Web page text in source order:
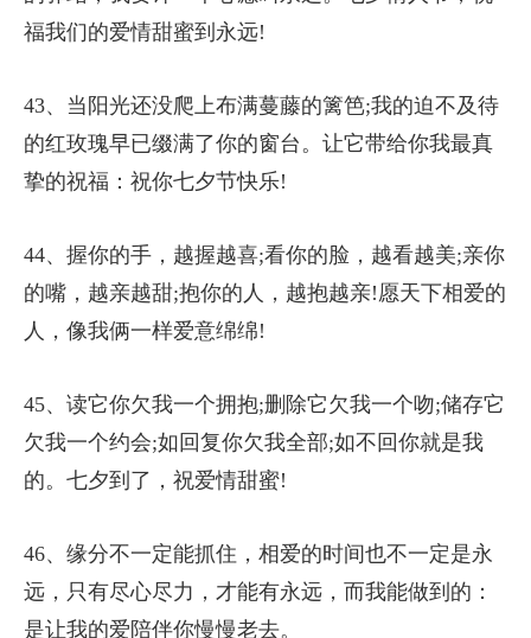
福我们的爱情甜蜜到永远!
43、当阳光还没爬上布满蔓藤的篱笆;我的迫不及待
的红玫瑰早已缀满了你的窗台。让它带给你我最真
挚的祝福：祝你七夕节快乐!
44、握你的手，越握越喜;看你的脸，越看越美;亲你
的嘴，越亲越甜;抱你的人，越抱越亲!愿天下相爱的
人，像我俩一样爱意绵绵!
45、读它你欠我一个拥抱;删除它欠我一个吻;储存它
欠我一个约会;如回复你欠我全部;如不回你就是我
的。七夕到了，祝爱情甜蜜!
46、缘分不一定能抓住，相爱的时间也不一定是永
远，只有尽心尽力，才能有永远，而我能做到的：
是让我的爱陪伴你慢慢老去。